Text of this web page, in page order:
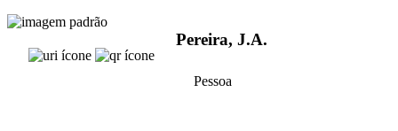
Pereira, J.A.
Pessoa